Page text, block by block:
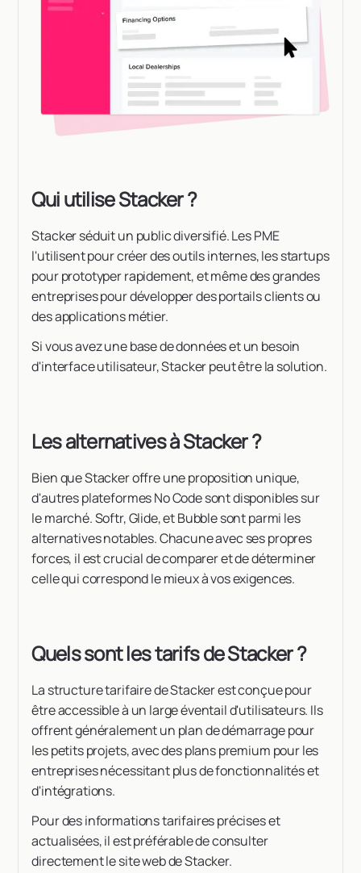
Qui utilise Stacker ?
Stacker séduit un public diversifié. Les PME
l'utilisent pour créer des outils internes, les startups
pour prototyper rapidement, et même des grandes
entreprises pour développer des portails clients ou
des applications métier.
Si vous avez une base de données et un besoin
d'interface utilisateur, Stacker peut être la solution.
Les alternatives à Stacker ?
Bien que Stacker offre une proposition unique,
d'autres plateformes No Code sont disponibles sur
le marché. Softr, Glide, et Bubble sont parmi les
alternatives notables. Chacune avec ses propres
forces, il est crucial de comparer et de déterminer
celle qui correspond le mieux à vos exigences.
Quels sont les tarifs de Stacker ?
La structure tarifaire de Stacker est conçue pour
être accessible à un large éventail d'utilisateurs. Ils
offrent généralement un plan de démarrage pour
les petits projets, avec des plans premium pour les
entreprises nécessitant plus de fonctionnalités et
d'intégrations.
Pour des informations tarifaires précises et
actualisées, il est préférable de consulter
directement le site web de Stacker.